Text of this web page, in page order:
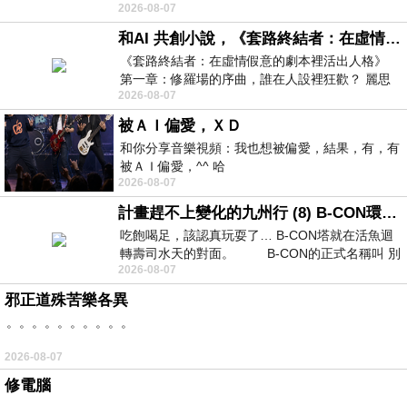
當？麵？還是炒飯？」 每天都在選擇
2026-08-07
和AI 共創小說，《套路終結者：在虛情假意的劇本裡活出人格》
《套路終結者：在虛情假意的劇本裡活出人格》
第一章：修羅場的序曲，誰在人設裡狂歡？ 麗思
卡爾頓酒店的總統套房內，燈光昏
2026-08-07
被ＡＩ偏愛，ＸＤ
和你分享音樂視頻：我也想被偏愛，結果，有，有
被ＡＩ偏愛，^^ 哈
2026-08-07
計畫趕不上變化的九州行 (8) B-CON環球塔
吃飽喝足，該認真玩耍了… B-CON塔就在活魚迴
轉壽司水天的對面。 B-CON的正式名稱叫 別
2026-08-07
邪正道殊苦樂各異
。。。。。。。。。。
2026-08-07
修電腦